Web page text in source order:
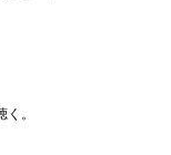
。